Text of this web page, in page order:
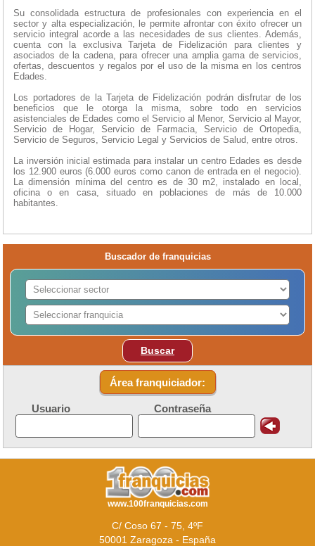
Su consolidada estructura de profesionales con experiencia en el
sector y alta especialización, le permite afrontar con éxito ofrecer un
servicio integral acorde a las necesidades de sus clientes. Además,
cuenta con la exclusiva Tarjeta de Fidelización para clientes y
asociados de la cadena, para ofrecer una amplia gama de servicios,
ofertas, descuentos y regalos por el uso de la misma en los centros
Edades.
Los portadores de la Tarjeta de Fidelización podrán disfrutar de los
beneficios que le otorga la misma, sobre todo en servicios
asistenciales de Edades como el Servicio al Menor, Servicio al Mayor,
Servicio de Hogar, Servicio de Farmacia, Servicio de Ortopedia,
Servicio de Seguros, Servicio Legal y Servicios de Salud, entre otros.
La inversión inicial estimada para instalar un centro Edades es desde
los 12.900 euros (6.000 euros como canon de entrada en el negocio).
La dimensión mínima del centro es de 30 m2, instalado en local,
oficina o en casa, situado en poblaciones de más de 10.000
habitantes.
Buscador de franquicias
Buscar
Área franquiciador:
Usuario Contraseña
www.100franquicias.com
C/ Coso 67 - 75, 4ºF
50001 Zaragoza - España